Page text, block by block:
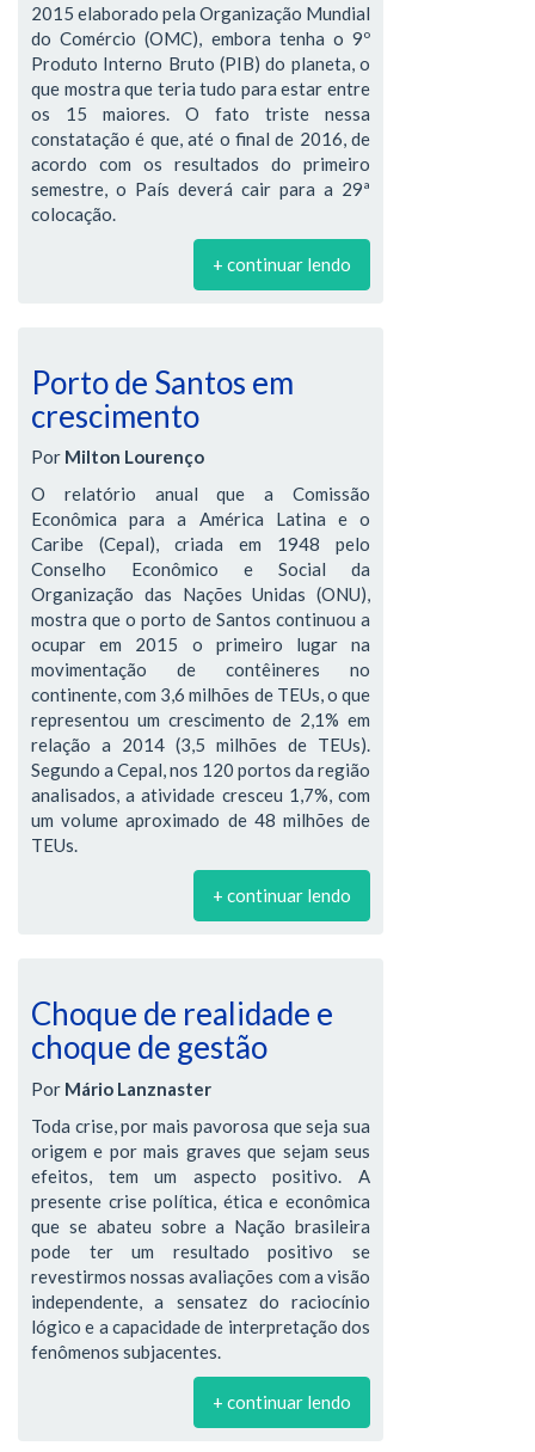
2015 elaborado pela Organização Mundial
do Comércio (OMC), embora tenha o 9º
Produto Interno Bruto (PIB) do planeta, o
que mostra que teria tudo para estar entre
os 15 maiores. O fato triste nessa
constatação é que, até o final de 2016, de
acordo com os resultados do primeiro
semestre, o País deverá cair para a 29ª
colocação.
+ continuar lendo
Porto de Santos em
crescimento
Por Milton Lourenço
O relatório anual que a Comissão
Econômica para a América Latina e o
Caribe (Cepal), criada em 1948 pelo
Conselho Econômico e Social da
Organização das Nações Unidas (ONU),
mostra que o porto de Santos continuou a
ocupar em 2015 o primeiro lugar na
movimentação de contêineres no
continente, com 3,6 milhões de TEUs, o que
representou um crescimento de 2,1% em
relação a 2014 (3,5 milhões de TEUs).
Segundo a Cepal, nos 120 portos da região
analisados, a atividade cresceu 1,7%, com
um volume aproximado de 48 milhões de
TEUs.
+ continuar lendo
Choque de realidade e
choque de gestão
Por Mário Lanznaster
Toda crise, por mais pavorosa que seja sua
origem e por mais graves que sejam seus
efeitos, tem um aspecto positivo. A
presente crise política, ética e econômica
que se abateu sobre a Nação brasileira
pode ter um resultado positivo se
revestirmos nossas avaliações com a visão
independente, a sensatez do raciocínio
lógico e a capacidade de interpretação dos
fenômenos subjacentes.
+ continuar lendo